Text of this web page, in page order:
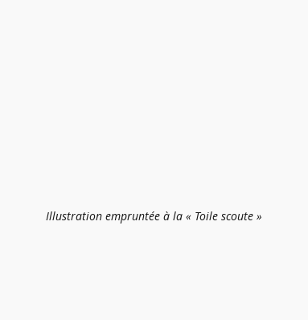
Illustration empruntée à la « Toile scoute »